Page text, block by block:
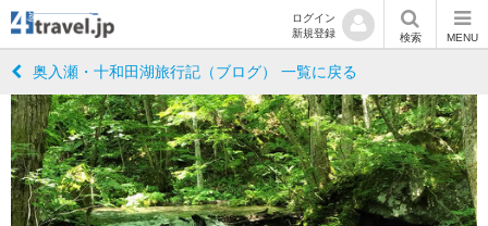
ログイン
新規登録
検索 MENU
奥入瀬・十和田湖旅行記（ブログ） 一覧に戻る